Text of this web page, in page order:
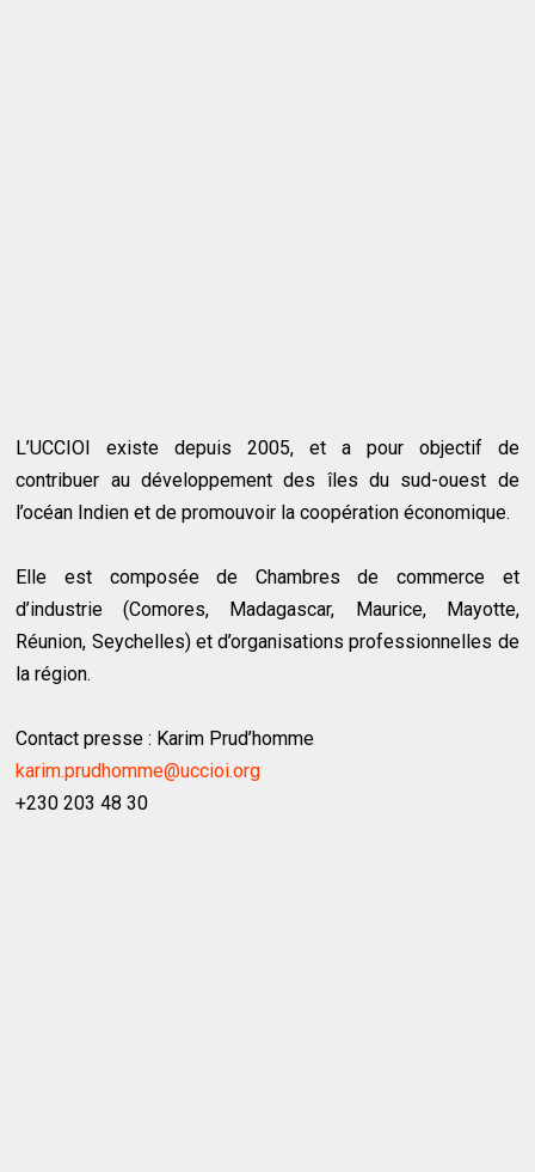
L’UCCIOI existe depuis 2005, et a pour objectif de
contribuer au développement des îles du sud-ouest de
l’océan Indien et de promouvoir la coopération économique.
Elle est composée de Chambres de commerce et
d’industrie (Comores, Madagascar, Maurice, Mayotte,
Réunion, Seychelles) et d’organisations professionnelles de
la région.
Contact presse : Karim Prud’homme
karim.prudhomme@uccioi.org
+230 203 48 30